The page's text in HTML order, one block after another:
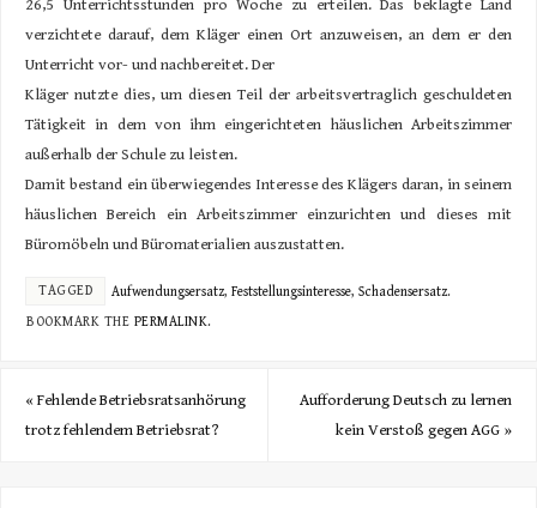
26,5 Unterrichtsstunden pro Woche zu erteilen. Das beklagte Land
verzichtete darauf, dem Kläger einen Ort anzuweisen, an dem er den
Unterricht vor- und nachbereitet. Der
Kläger nutzte dies, um diesen Teil der arbeitsvertraglich geschuldeten
Tätigkeit in dem von ihm eingerichteten häuslichen Arbeitszimmer
außerhalb der Schule zu leisten.
Damit bestand ein überwiegendes Interesse des Klägers daran, in seinem
häuslichen Bereich ein Arbeitszimmer einzurichten und dieses mit
Büromöbeln und Büromaterialien auszustatten.
TAGGED Aufwendungsersatz,Feststellungsinteresse,Schadensersatz.
BOOKMARK THE PERMALINK.
«Fehlende Betriebsratsanhörung
trotz fehlendem Betriebsrat?
Aufforderung Deutsch zu lernen
kein Verstoß gegen AGG »